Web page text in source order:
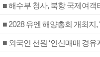
■ 해수부 청사, 북항 국제여객
■ 2028 유엔 해양총회 개최지,
■ 외국인 선원 ‘인신매매 경